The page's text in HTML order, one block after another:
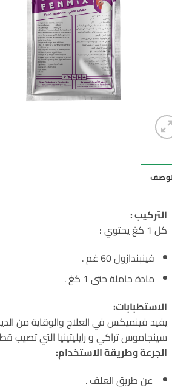
التركيب :
كل 1 كغ يحتوي :
فينبندازول 60 غم .
مادة حاملة حتى 1 كغ .
الاستطبابات:
يفيد فينميكس في العلاج والوقاية من
سينجاموس تراكي و رايليتينيا التي تصيب
الجرعة وطريقة الاستخدام:
عن طريق العلف .